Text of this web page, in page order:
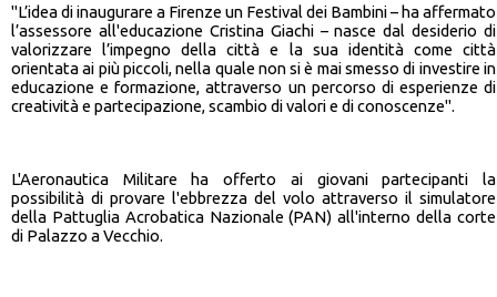
"L’idea di inaugurare a Firenze un Festival dei Bambini – ha affermato
l’assessore all'educazione Cristina Giachi – nasce dal desiderio di
valorizzare l’impegno della città e la sua identità come città
orientata ai più piccoli, nella quale non si è mai smesso di investire in
educazione e formazione, attraverso un percorso di esperienze di
creatività e partecipazione, scambio di valori e di conoscenze".
L'Aeronautica Militare ha offerto ai giovani partecipanti la
possibilità di provare l'ebbrezza del volo attraverso il simulatore
della Pattuglia Acrobatica Nazionale (PAN) all'interno della corte
di Palazzo a Vecchio.